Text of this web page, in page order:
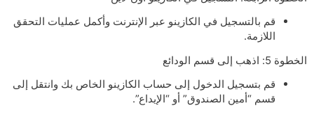
قم بالتسجيل في الكازينو عبر الإنترنت وأكمل عمليات التحقق
اللازمة.
الخطوة 5: اذهب إلى قسم الودائع
قم بتسجيل الدخول إلى حساب الكازينو الخاص بك وانتقل إلى
قسم “أمين الصندوق” أو “الإيداع”.